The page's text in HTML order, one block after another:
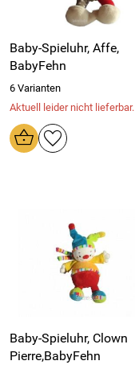
Baby-Spieluhr, Affe,
BabyFehn
6 Varianten
Aktuell leider nicht lieferbar.
Baby-Spieluhr, Clown
Pierre,BabyFehn